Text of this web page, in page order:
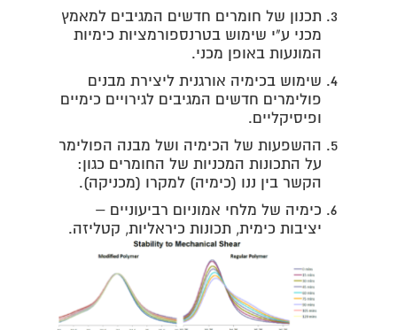
תכנון של חומרים חדשים המגיבים למאמץ
מכני ע"י שימוש בטרנספורמציות כימיות
המונעות באופן מכני.
שימוש בכימיה אורגנית ליצירת מבנים
פולימרים חדשים המגיבים לגירויים כימיים
ופיסיקליים.
ההשפעות של הכימיה ושל מבנה הפולימר
על התכונות המכניות של החומרים כגון:
הקשר בין ננו (כימיה) למקרו (מכניקה).
כימיה של מלחי אמוניום רביעוניים –
יציבות כימית, תכונות כיראליות, קטליזה.